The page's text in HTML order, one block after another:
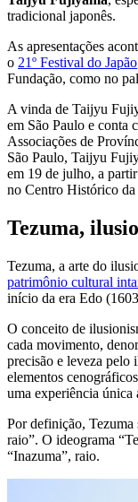
tradicional japonês.
As apresentações
o 21º Festival do Japão
Fundação, como no
A vinda de Taijyu
em São Paulo e conta
Associações de
São Paulo, Taijyu
em 19 de julho, a
no Centro Histórico da
Tezuma,
Tezuma, a arte do
patrimônio cultural
início da era Edo
O conceito de
cada movimento,
precisão e leveza pelo
elementos
uma experiência única
Por definição, Tezuma
raio”. O ideograma
“Inazuma”, raio.